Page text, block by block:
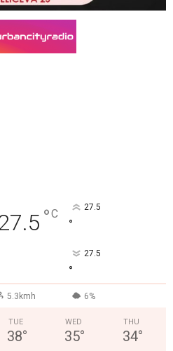
°C 27.5
°
27.5
°
5.3kmh 6%
TUE
38°
WED
35°
THU
34°